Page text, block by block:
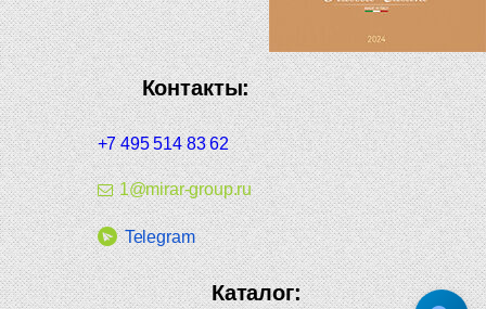
Контакты:
+7 495 514 83 62
1@mirar-group.ru
Telegram
Каталог: